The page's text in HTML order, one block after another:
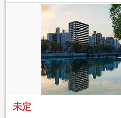
未定